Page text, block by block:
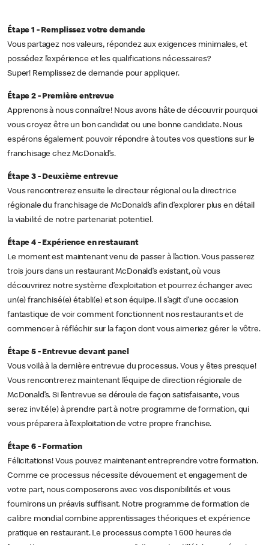
Étape 1 - Remplissez votre demande
Vous partagez nos valeurs, répondez aux exigences minimales, et
possédez l’expérience et les qualifications nécessaires?
Super! Remplissez de demande pour appliquer.
Étape 2 - Première entrevue
Apprenons à nous connaître! Nous avons hâte de découvrir pourquoi
vous croyez être un bon candidat ou une bonne candidate. Nous
espérons également pouvoir répondre à toutes vos questions sur le
franchisage chez McDonald’s.
Étape 3 - Deuxième entrevue
Vous rencontrerez ensuite le directeur régional ou la directrice
régionale du franchisage de McDonald’s afin d’explorer plus en détail
la viabilité de notre partenariat potentiel.
Étape 4 - Expérience en restaurant
Le moment est maintenant venu de passer à l’action. Vous passerez
trois jours dans un restaurant McDonald’s existant, où vous
découvrirez notre système d’exploitation et pourrez échanger avec
un(e) franchisé(e) établi(e) et son équipe. Il s’agit d’une occasion
fantastique de voir comment fonctionnent nos restaurants et de
commencer à réfléchir sur la façon dont vous aimeriez gérer le vôtre.
Étape 5 - Entrevue devant panel
Vous voilà à la dernière entrevue du processus. Vous y êtes presque!
Vous rencontrerez maintenant l’équipe de direction régionale de
McDonald’s. Si l’entrevue se déroule de façon satisfaisante, vous
serez invité(e) à prendre part à notre programme de formation, qui
vous préparera à l’exploitation de votre propre franchise.
Étape 6 - Formation
Félicitations! Vous pouvez maintenant entreprendre votre formation.
Comme ce processus nécessite dévouement et engagement de
votre part, nous composerons avec vos disponibilités et vous
fournirons un préavis suffisant. Notre programme de formation de
calibre mondial combine apprentissages théoriques et expérience
pratique en restaurant. Le processus compte 1 600 heures de